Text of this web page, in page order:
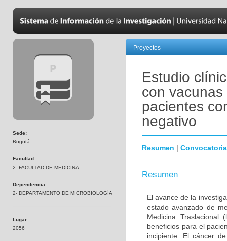
Sede:
Bogotá
Facultad:
2- FACULTAD DE MEDICINA
Dependencia:
2- DEPARTAMENTO DE MICROBIOLOGÍA
Lugar:
2056
Proyectos
Estudio
con
pacientes
negativo
Resumen | Convocatoria
Resumen
El avance de la
estado avanzado de
Medicina
beneficios para el
incipiente. El cáncer